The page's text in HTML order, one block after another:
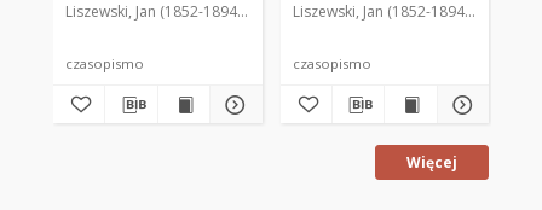
Liszewski, Jan (1852-1894). Red.
czasopismo
Liszewski, Jan (1852-1894). Red.
czasopismo
Więcej